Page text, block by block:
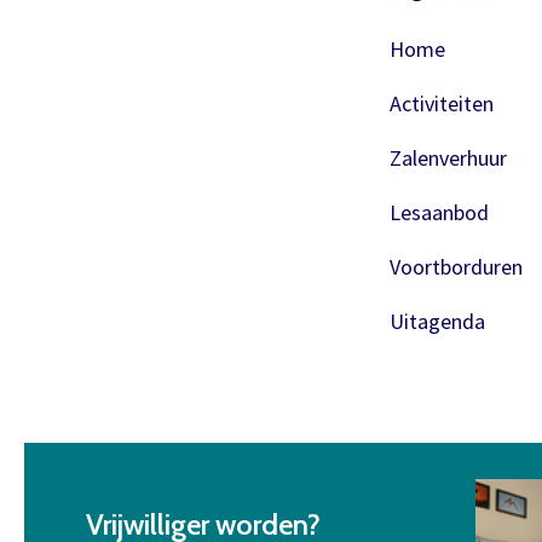
Home
Activiteiten
Zalenverhuur
Lesaanbod
Voortborduren
Uitagenda
Vrijwilliger worden?